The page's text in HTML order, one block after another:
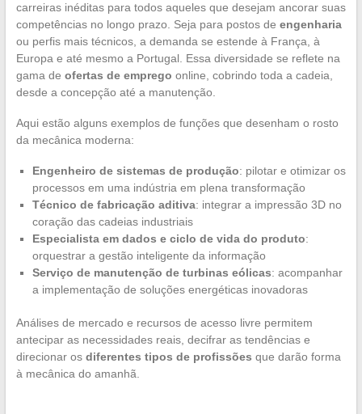
carreiras inéditas para todos aqueles que desejam ancorar suas
competências no longo prazo. Seja para postos de engenharia
ou perfis mais técnicos, a demanda se estende à França, à
Europa e até mesmo a Portugal. Essa diversidade se reflete na
gama de ofertas de emprego online, cobrindo toda a cadeia,
desde a concepção até a manutenção.
Aqui estão alguns exemplos de funções que desenham o rosto
da mecânica moderna:
Engenheiro de sistemas de produção: pilotar e otimizar os
processos em uma indústria em plena transformação
Técnico de fabricação aditiva: integrar a impressão 3D no
coração das cadeias industriais
Especialista em dados e ciclo de vida do produto:
orquestrar a gestão inteligente da informação
Serviço de manutenção de turbinas eólicas: acompanhar
a implementação de soluções energéticas inovadoras
Análises de mercado e recursos de acesso livre permitem
antecipar as necessidades reais, decifrar as tendências e
direcionar os diferentes tipos de profissões que darão forma
à mecânica do amanhã.